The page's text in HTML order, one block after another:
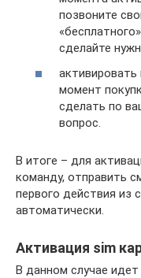
позвоните
сделайте
момент
сделать по
вопрос.
В итоге – для
команду, отправить
первого действия из
автоматически.
Активация sim
В данном случае